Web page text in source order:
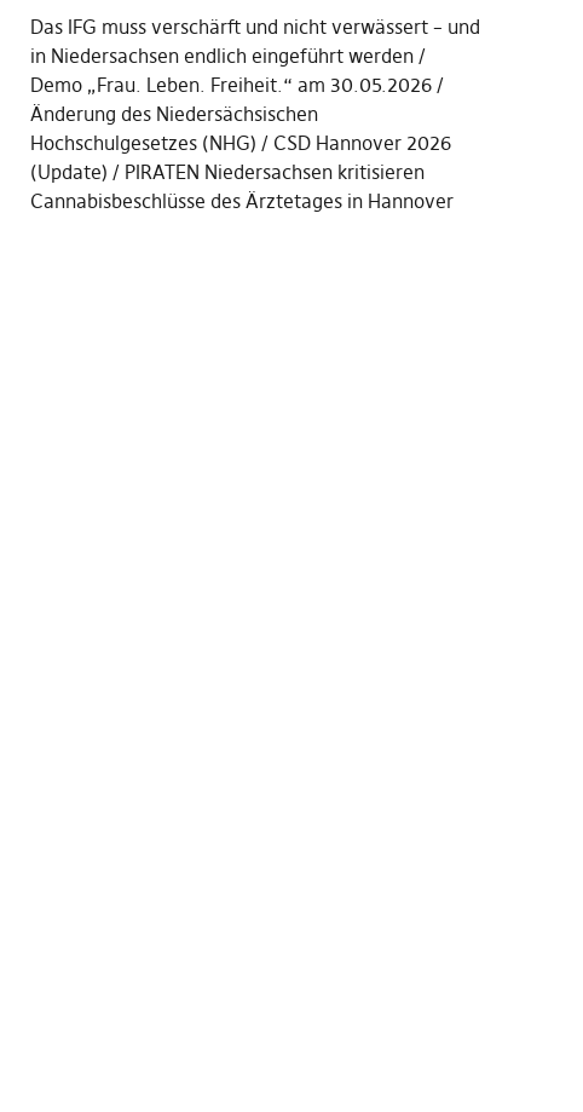
Das IFG muss verschärft und nicht verwässert – und
in Niedersachsen endlich eingeführt werden
Demo „Frau. Leben. Freiheit.“ am 30.05.2026
Änderung des Niedersächsischen
Hochschulgesetzes (NHG)
CSD Hannover 2026
(Update)
PIRATEN Niedersachsen kritisieren
Cannabisbeschlüsse des Ärztetages in Hannover